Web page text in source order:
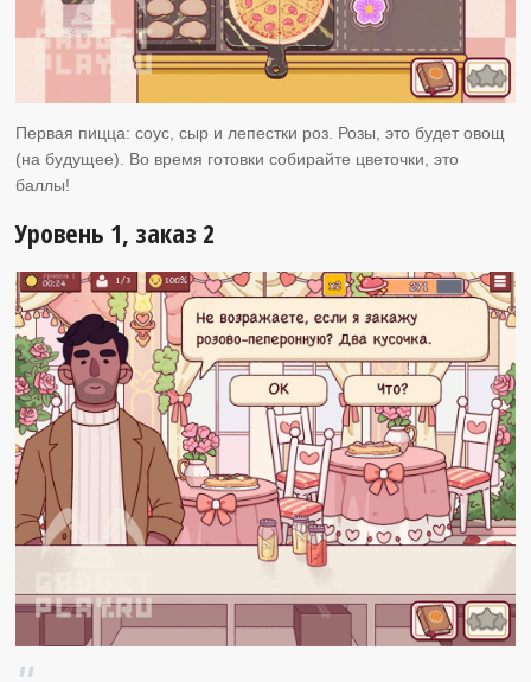
Первая пицца: соус, сыр и лепестки роз. Розы, это будет овощ
(на будущее). Во время готовки собирайте цветочки, это
баллы!
Уровень 1, заказ 2